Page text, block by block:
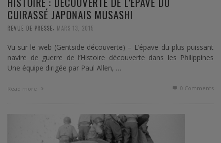
CUIRASSÉ JAPONAIS MUSASHI
REVUE DE PRESSE MARS 13, 2015
Vu sur le web (Gentside découverte) – L’épave du plus puissant
navire de guerre de l’Histoire découverte dans les Philippines
Une équipe dirigée par Paul Allen, …
Read more 0 Comments